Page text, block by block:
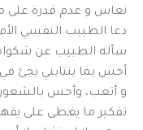
نعاس و عدم قدرة على
دعا الطبيب النفسي
سأله الطبيب عن
أحس بما ينتابني يجئ
و أتعب، وأحس بالشعور
تفكير ما يغطى على